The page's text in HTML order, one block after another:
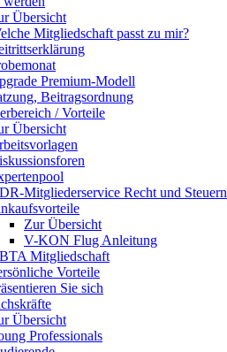
Übersicht
Mitgliedschaft passt zu mir?
Premium-Modell
Beitragsordnung
/ Vorteile
Übersicht
Mitgliederservice Recht und Steuern
Zur Übersicht
V-KON Flug Anleitung
Mitgliedschaft
Vorteile
Sie sich
Übersicht
Professionals